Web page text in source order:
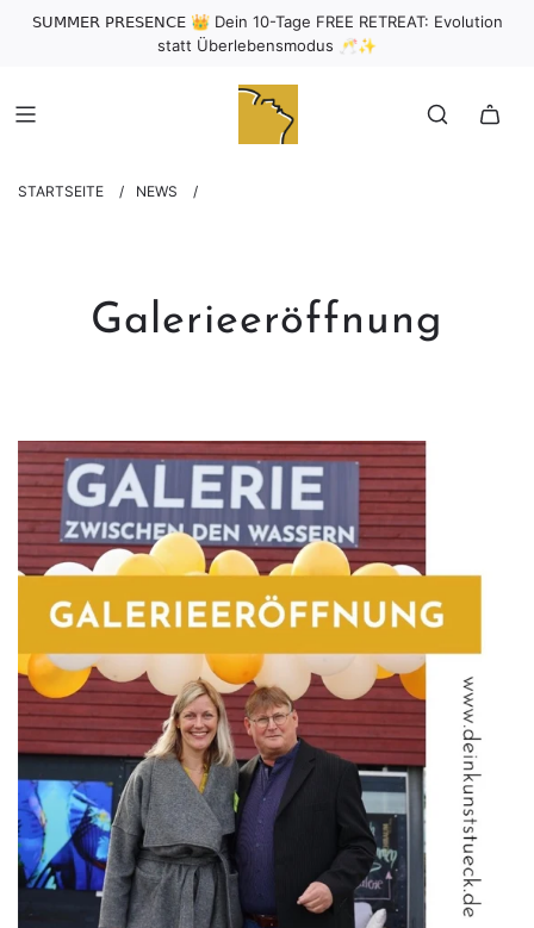
𝖲𝖴𝖬𝖬𝖤𝖱 𝖯𝖱𝖤𝖲𝖤𝖭𝖢𝖤 👑 Dein 10-Tage FREE RETREAT: Evolution
statt Überlebensmodus 🥂✨
STARTSEITE / NEWS /
Galerieeröffnung